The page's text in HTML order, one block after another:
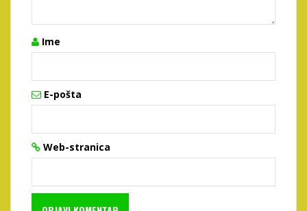
Ime
E-pošta
Web-stranica